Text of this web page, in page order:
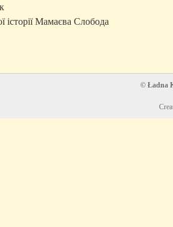
історії Мамаєва Слобода
© Ładna